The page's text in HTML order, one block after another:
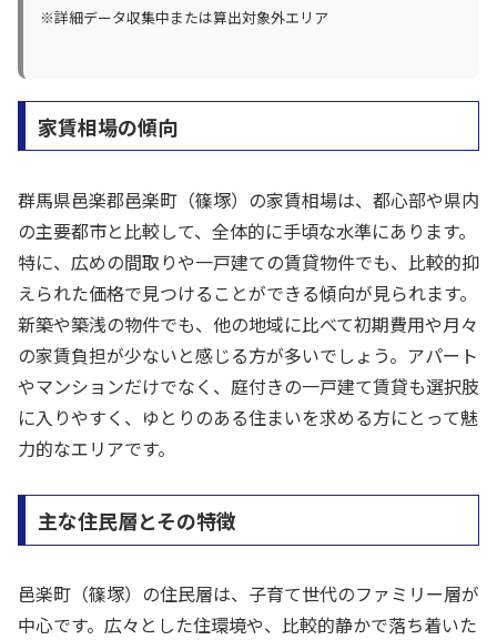
※詳細データ収集中または算出対象外エリア
家賃相場の傾向
群馬県邑楽郡邑楽町（篠塚）の家賃相場は、都心部や県内
の主要都市と比較して、全体的に手頃な水準にあります。
特に、広めの間取りや一戸建ての賃貸物件でも、比較的抑
えられた価格で見つけることができる傾向が見られます。
新築や築浅の物件でも、他の地域に比べて初期費用や月々
の家賃負担が少ないと感じる方が多いでしょう。アパート
やマンションだけでなく、庭付きの一戸建て賃貸も選択肢
に入りやすく、ゆとりのある住まいを求める方にとって魅
力的なエリアです。
主な住民層とその特徴
邑楽町（篠塚）の住民層は、子育て世代のファミリー層が
中心です。広々とした住環境や、比較的静かで落ち着いた